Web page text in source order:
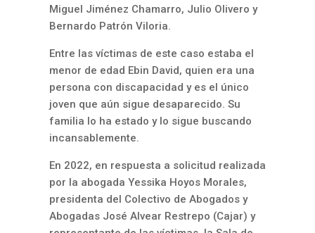
Miguel Jiménez Chamarro, Julio Olivero y
Bernardo Patrón Viloria.
Entre las víctimas de este caso estaba el
menor de edad Ebin David, quien era una
persona con discapacidad y es el único
joven que aún sigue desaparecido. Su
familia lo ha estado y lo sigue buscando
incansablemente.
En 2022, en respuesta a solicitud realizada
por la abogada Yessika Hoyos Morales,
presidenta del Colectivo de Abogados y
Abogadas José Alvear Restrepo (Cajar) y